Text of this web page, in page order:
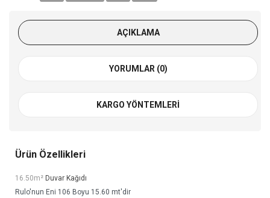
AÇIKLAMA
YORUMLAR (0)
KARGO YÖNTEMLERI
Ürün Özellikleri
16.50m² Duvar Kağıdı
Rulo'nun Eni 106 Boyu 15.60 mt'dir